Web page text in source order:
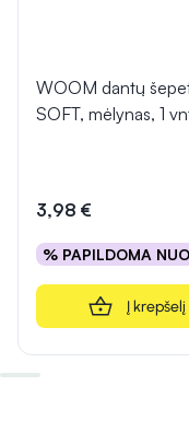
WOOM dantų
SOFT, mėlynas, 1
3,98 €
% PAPILDOMA
Į krepšelį